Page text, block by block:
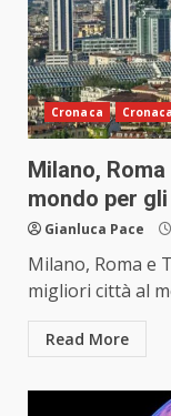
Cronaca
Milano,
mondo per
Gianluca Pace
Milano, Roma e
migliori città al
Read More